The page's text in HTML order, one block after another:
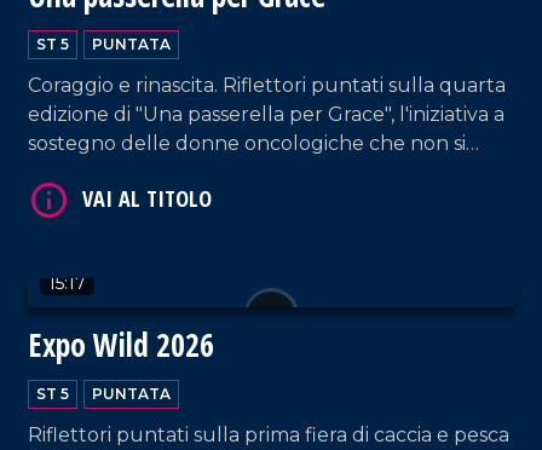
ST 5 PUNTATA
Coraggio e rinascita. Riflettori puntati sulla quarta
edizione di "Una passerella per Grace", l'iniziativa a
sostegno delle donne oncologiche che non si
il loro splendore.
15:17
Expo Wild 2026
ST 5 PUNTATA
Riflettori puntati sulla prima fiera di caccia e pesca
VAI AL TITOLO
VAI AL TITOLO